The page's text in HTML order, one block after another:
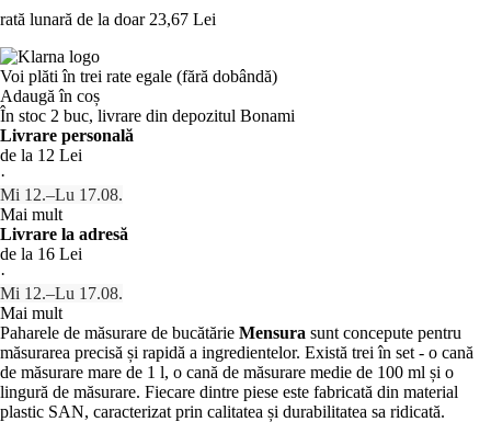
rată lunară de la doar 23,67 Lei
Voi plăti în trei rate egale (fără dobândă)
Adaugă în coș
În stoc 2 buc, livrare din depozitul Bonami
Livrare personală
de la 12 Lei
·
Mi 12.–Lu 17.08.
Mai mult
Livrare la adresă
de la 16 Lei
·
Mi 12.–Lu 17.08.
Mai mult
Paharele de măsurare de bucătărie Mensura sunt concepute pentru
măsurarea precisă și rapidă a ingredientelor. Există trei în set - o cană
de măsurare mare de 1 l, o cană de măsurare medie de 100 ml și o
lingură de măsurare. Fiecare dintre piese este fabricată din material
plastic SAN, caracterizat prin calitatea și durabilitatea sa ridicată.